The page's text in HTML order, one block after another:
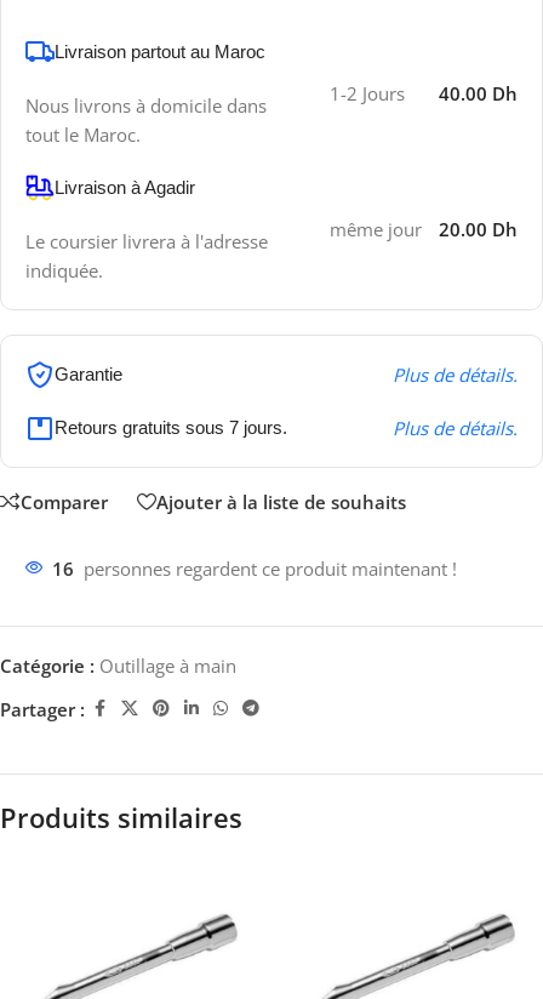
Livraison partout au Maroc
Nous livrons à domicile dans
tout le Maroc.
1-2 Jours 40.00 Dh
Livraison à Agadir
Le coursier livrera à l'adresse
indiquée.
même jour 20.00 Dh
Garantie Plus de détails.
Retours gratuits sous 7 jours. Plus de détails.
Comparer Ajouter à la liste de souhaits
16 personnes regardent ce produit maintenant !
Catégorie : Outillage à main
Partager :
Produits similaires